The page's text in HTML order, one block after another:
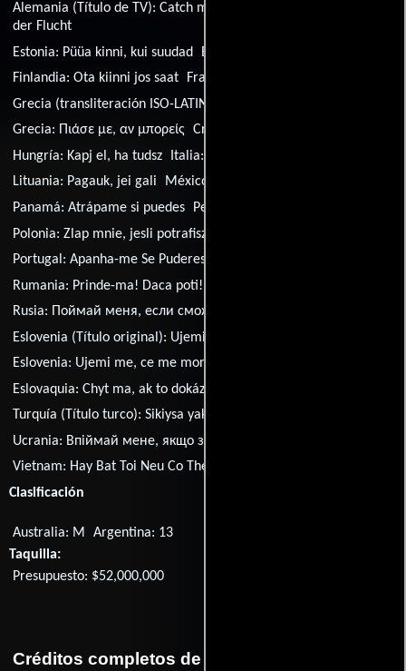
Alemania (Título de TV):Catch me if you can - Mein Leben auf
der Flucht
Estonia: Püüa kinni, kui suudad España:
Finlandia:Ota kiinni jos saat Francia:
Grecia (transliteración ISO-LATIN-1):
Grecia: Πιάσε με, αν μπορείς Croacia:
Hungría: Kapj el, ha tudsz Italia:
Lituania: Pagauk, jei gali México:
Panamá:Atrápame si puedes Perú:
Polonia:Zlap mnie, jesli potrafisz
Portugal:Apanha-me Se Puderes
Rumania: Prinde-ma! Daca poti!
Rusia: Поймай меня, если сможешь
Eslovenia (Título original): Ujemi me, ce me mores
Eslovenia: Ujemi me, ce me mores
Eslovaquia:Chyt ma, ak to dokázez
Turquía (Título turco):Sikiysa yakala
Ucrania: Впiймай мене, якщо зможеш
Vietnam: Hay Bat Toi Neu Co The
Clasificación
Australia: M
Argentina: 13
Taquilla:
Presupuesto: $52,000,000
Créditos completos de la película Atrápame si